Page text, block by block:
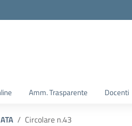
Amm. Trasparente Docenti
Circolare n.43